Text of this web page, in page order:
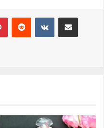
PinterestReddit VK Compartilhar por e-mail